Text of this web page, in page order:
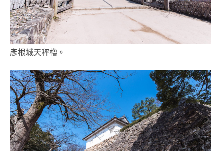
彥根城天秤櫓。